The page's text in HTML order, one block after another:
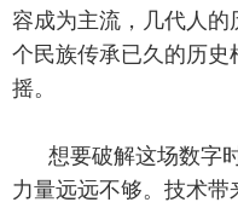
容成为主流，几代人
个民族传承已久的历
摇。
想要破解这场数字
力量远远不够。技术